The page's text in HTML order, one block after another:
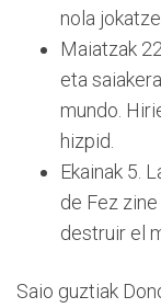
nola
Maiatzak
eta
mundo.
hizpid.
Ekainak 5.
de Fez
destruir el
Saio guztiak